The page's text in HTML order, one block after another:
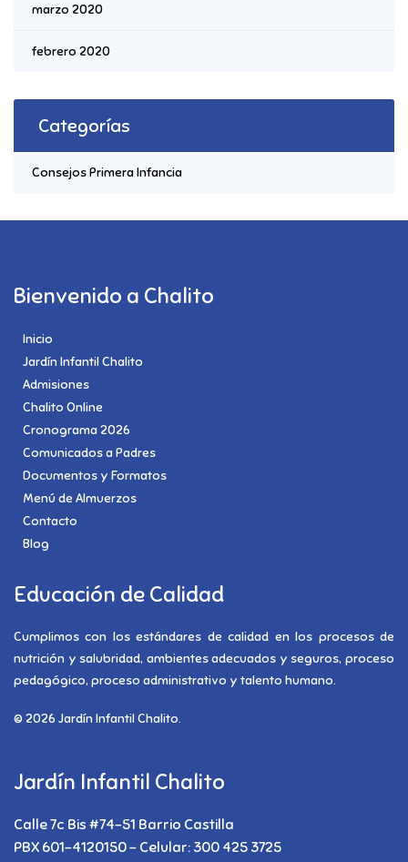
marzo 2020
febrero 2020
Categorías
Consejos Primera Infancia
Bienvenido a Chalito
Inicio
Jardín Infantil Chalito
Admisiones
Chalito Online
Cronograma 2026
Comunicados a Padres
Documentos y Formatos
Menú de Almuerzos
Contacto
Blog
Educación de Calidad
Cumplimos con los estándares de calidad en los procesos de
nutrición y salubridad, ambientes adecuados y seguros, proceso
pedagógico, proceso administrativo y talento humano.
© 2026 Jardín Infantil Chalito.
Jardín Infantil Chalito
Calle 7c Bis #74-51 Barrio Castilla
PBX 601-4120150 - Celular: 300 425 3725